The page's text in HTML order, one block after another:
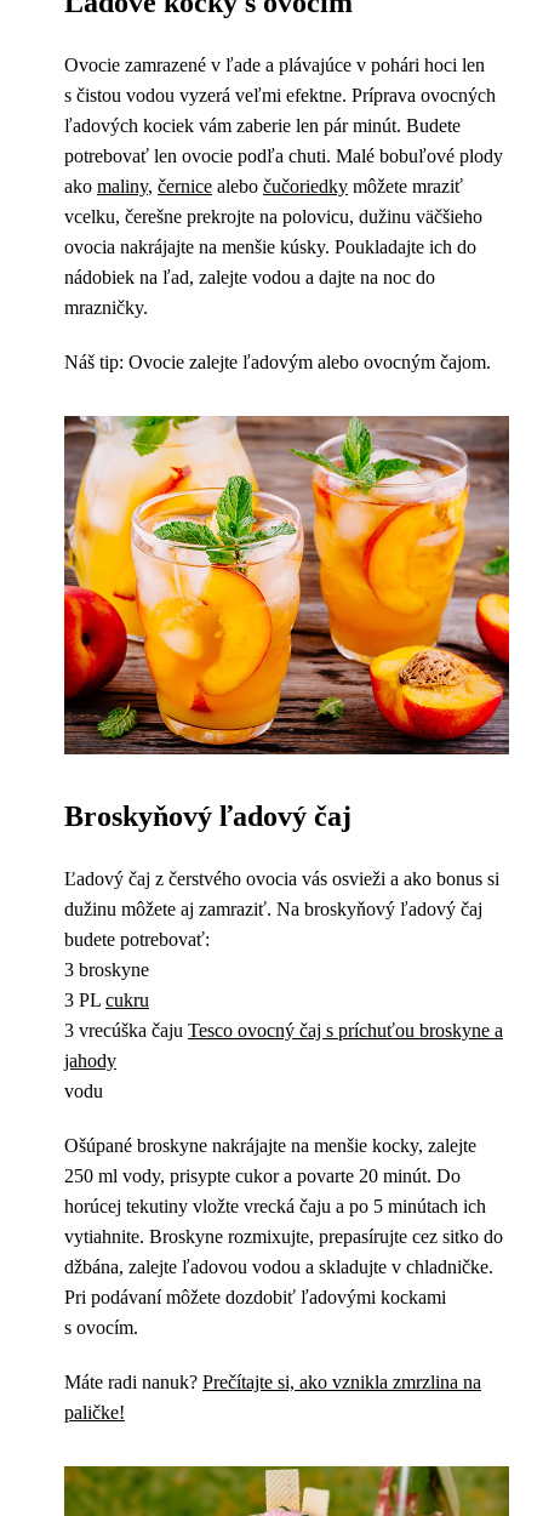
Ovocie zamrazené v ľade a plávajúce v pohári hoci len
s čistou vodou vyzerá veľmi efektne. Príprava ovocných
ľadových kociek vám zaberie len pár minút. Budete
potrebovať len ovocie podľa chuti. Malé bobuľové plody
ako maliny, černice alebo čučoriedky môžete mraziť
vcelku, čerešne prekrojte na polovicu, dužinu väčšieho
ovocia nakrájajte na menšie kúsky. Poukladajte ich do
nádobiek na ľad, zalejte vodou a dajte na noc do
mrazničky.
Náš tip: Ovocie zalejte ľadovým alebo ovocným čajom.
Broskyňový ľadový čaj
Ľadový čaj z čerstvého ovocia vás osvieži a ako bonus si
dužinu môžete aj zamraziť. Na broskyňový ľadový čaj
budete potrebovať:
3 broskyne
3 PL cukru
3 vrecúška čaju Tesco ovocný čaj s príchuťou broskyne a
jahody
vodu
Ošúpané broskyne nakrájajte na menšie kocky, zalejte
250 ml vody, prisypte cukor a povarte 20 minút. Do
horúcej tekutiny vložte vrecká čaju a po 5 minútach ich
vytiahnite. Broskyne rozmixujte, prepasírujte cez sitko do
džbána, zalejte ľadovou vodou a skladujte v chladničke.
Pri podávaní môžete dozdobiť ľadovými kockami
s ovocím.
Máte radi nanuk? Prečítajte si, ako vznikla zmrzlina na
paličke!